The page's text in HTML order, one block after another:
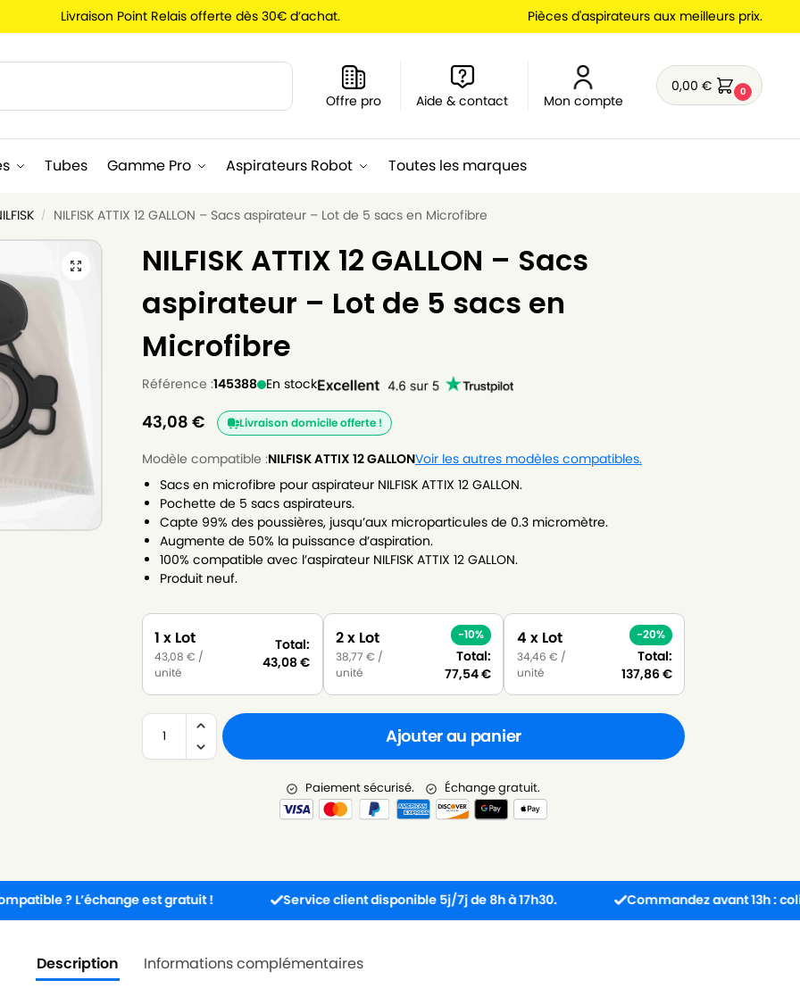
Livraison Point Relais offerte dès 30€ d’achat. Pièces d'aspirateurs aux meilleurs prix.
Offre pro Aide & contact Mon compte
0,00€ 0
Tubes Gamme Pro Aspirateurs Robot Toutes les marques
/ NILFISK ATTIX 12 GALLON – Sacs aspirateur – Lot de 5 sacs en Microfibre
NILFISK ATTIX 12 GALLON – Sacs
aspirateur – Lot de 5 sacs en
Microfibre
Référence :145388 En stock
43,08 € Livraison domicile offerte !
Modèle compatible :NILFISK ATTIX 12 GALLONVoir les autres modèles compatibles.
Sacs en microfibre pour aspirateur NILFISK ATTIX 12 GALLON.
Pochette de 5 sacs aspirateurs.
Capte 99% des poussières, jusqu’aux microparticules de 0.3 micromètre.
Augmente de 50% la puissance d’aspiration.
100% compatible avec l’aspirateur NILFISK ATTIX 12 GALLON.
Produit neuf.
1 x Lot
43,08€ /
unité
Total:
43,08€
2 x Lot
38,77€ /
unité
-10%
Total:
77,54€
4 x Lot
34,46 € /
unité
-20%
Total:
137,86€
Ajouter au panier
Paiement sécurisé. Échange gratuit.
L’échange est gratuit ! Service client disponible 5j/7j de 8h à 17h30. Commandez avant 13h : colis
Description Informations complémentaires